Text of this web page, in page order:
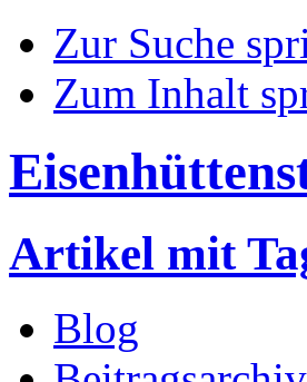
Zur Suche
Zum Inhalt
Artikel mit
Blog